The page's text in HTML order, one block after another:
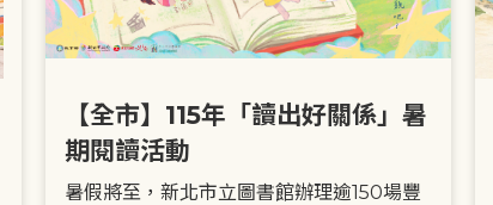
【全市】115年「讀出好關係」暑
期閱讀活動
暑假將至，新北市立圖書館辦理逾150場豐